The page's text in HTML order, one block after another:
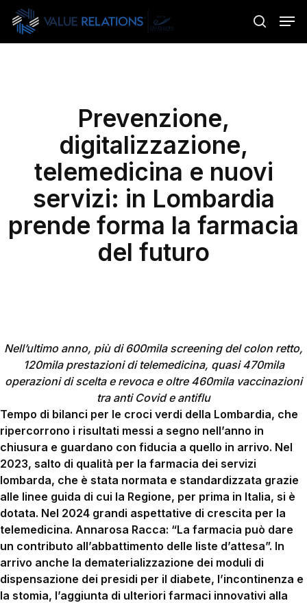
Skip
main
search
Prevenzione,
digitalizzazione,
telemedicina e nuovi
servizi: in Lombardia
prende forma la farmacia
del futuro
Nell’ultimo anno, più di 600mila screening del colon retto,
120mila prestazioni di telemedicina, quasi 470mila
operazioni di scelta e revoca e oltre 460mila vaccinazioni
tra anti Covid e antiflu
Tempo di bilanci per le croci verdi della Lombardia, che
ripercorrono i risultati messi a segno nell’anno in
chiusura e guardano con fiducia a quello in arrivo. Nel
2023, salto di qualità per la farmacia dei servizi
lombarda, che è stata normata e standardizzata grazie
alle linee guida di cui la Regione, per prima in Italia, si è
dotata. Nel 2024 grandi aspettative di crescita per la
telemedicina. Annarosa Racca: “La farmacia può dare
un contributo all’abbattimento delle liste d’attesa”. In
arrivo anche la dematerializzazione dei moduli di
dispensazione dei presidi per il diabete, l’incontinenza e
la stomia, l’aggiunta di ulteriori farmaci innovativi alla